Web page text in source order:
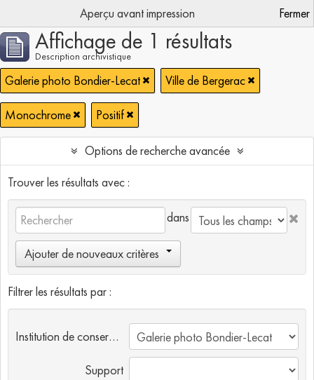
Aperçu avant impression Fermer
Affichage de 1 résultats
Description archivistique
Galerie photo Bondier-Lecat Ville de Bergerac
Monochrome Positif
Options de recherche avancée
Trouver les résultats avec :
dans
Ajouter de nouveaux critères
Filtrer les résultats par :
Institution de conservation
Support